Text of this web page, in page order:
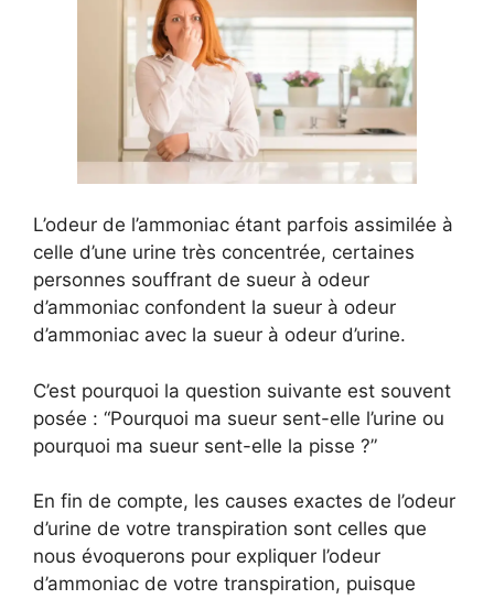
L’odeur de l’ammoniac étant parfois assimilée à
celle d’une urine très concentrée, certaines
personnes souffrant de sueur à odeur
d’ammoniac confondent la sueur à odeur
d’ammoniac avec la sueur à odeur d’urine.
C’est pourquoi la question suivante est souvent
posée : “Pourquoi ma sueur sent-elle l’urine ou
pourquoi ma sueur sent-elle la pisse ?”
En fin de compte, les causes exactes de l’odeur
d’urine de votre transpiration sont celles que
nous évoquerons pour expliquer l’odeur
d’ammoniac de votre transpiration, puisque